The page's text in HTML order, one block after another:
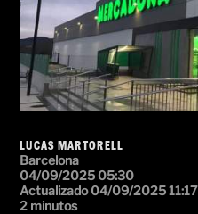
LUCAS MARTORELL
Barcelona
04/09/2025 05:30
Actualizado 04/09/2025 11:17
2 minutos